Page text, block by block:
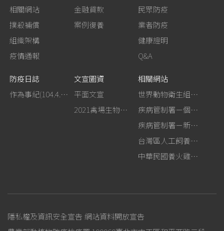
相關網站
撲殺補償
組織架構
疫情通報
金融貸款
案例復養
民眾防疫
業者防疫
健康證明
Q&A
防疫日誌
作為事紀(104.4.13行政院新聞傳播處彙整)
文宣圖資
平面文宣
2021禽場生物安全手冊
相關網站
世界動物衛生組織－禽流感網站
疾病管制署－個人防護裝備使用建議
疾病管制署－新型A型流感專區
台灣區人工飼養鴕鳥協會
中華民國養火雞協會
隱私權及資訊安全宣告 網站資料開放宣告